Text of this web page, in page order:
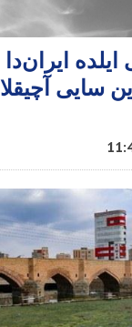
جی ایلده
سایی